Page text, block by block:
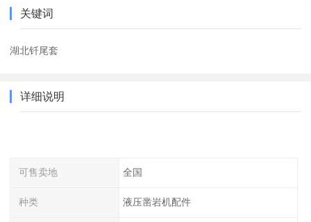
关键词
湖北钎尾套
详细说明
可售卖地 全国
种类 液压凿岩机配件